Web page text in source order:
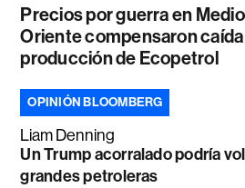
Precios por guerra en Medio
Oriente compensaron
producción de Ecopetrol
OPINIÓN BLOOMBERG
Liam Denning
Un Trump acorralado podría
grandes petroleras